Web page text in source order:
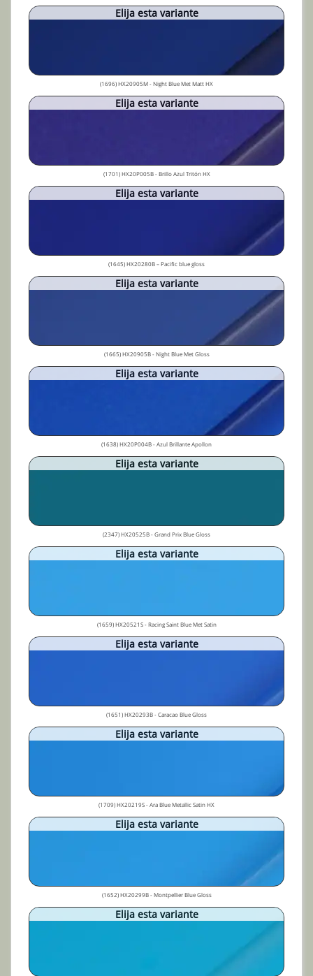
Elija esta variante
(1696) HX20905M - Night Blue Met Matt HX
Elija esta variante
(1701) HX20P005B - Brillo Azul Tritón HX
Elija esta variante
(1645) HX20280B – Pacific blue gloss
Elija esta variante
(1665) HX20905B - Night Blue Met Gloss
Elija esta variante
(1638) HX20P004B - Azul Brillante Apollon
Elija esta variante
(2347) HX20525B - Grand Prix Blue Gloss
Elija esta variante
(1659) HX20521S - Racing Saint Blue Met Satin
Elija esta variante
(1651) HX20293B - Caracao Blue Gloss
Elija esta variante
(1709) HX20219S - Ara Blue Metallic Satin HX
Elija esta variante
(1652) HX20299B - Montpellier Blue Gloss
Elija esta variante